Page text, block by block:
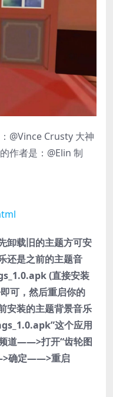
@Vince Crusty 大神
作者是：@Elin 制
卸载旧的主题方可安
还是之前的主题音
(直接安装
可，然后重启你的
安装的主题背景音乐
这个应用
道——>打开“齿轮图
确定——>重启